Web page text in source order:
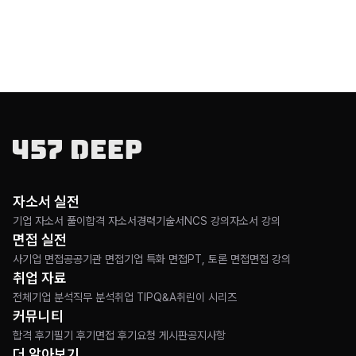
자소서 실전
기업 자소서 풀이 합격 자소서경력기술서 NCS 강의자소서 강의
면접 실전
사기업 면접공공기관 면접기업 특화 면접PT, 토론 면접면접 강의
취업 자료
전체 기업 분석직무 분석취업 TIPQ&A취린이 시리즈
커뮤니티
합격 후기 필기 후기 면접 후기 요청 게시판공지사항